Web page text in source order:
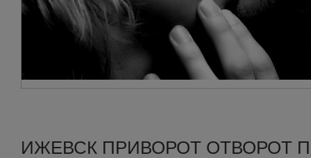
ИЖЕВСК ПРИВОРОТ ОТВОРОТ